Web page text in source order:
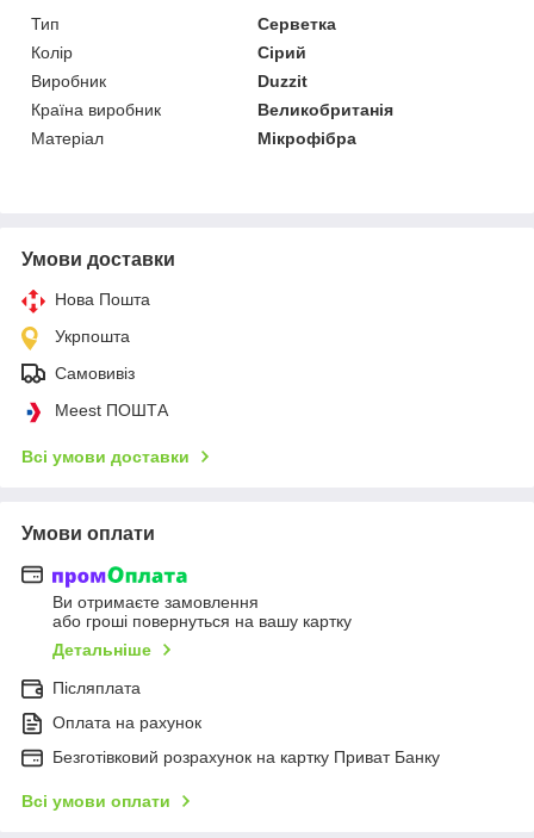
Тип
Серветка
Колір
Сірий
Виробник
Duzzit
Країна виробник
Великобританія
Матеріал
Мікрофібра
Умови доставки
Нова Пошта
Укрпошта
Самовивіз
Meest ПОШТА
Всі умови доставки
Умови оплати
Ви отримаєте замовлення
або гроші повернуться на вашу картку
Детальніше
Післяплата
Оплата на рахунок
Безготівковий розрахунок на картку Приват Банку
Всі умови оплати